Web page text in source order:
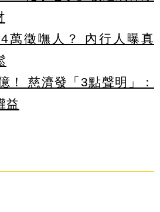
萬徵嘸人？ 內行人曝真
！ 慈濟發「3點聲明」：
益